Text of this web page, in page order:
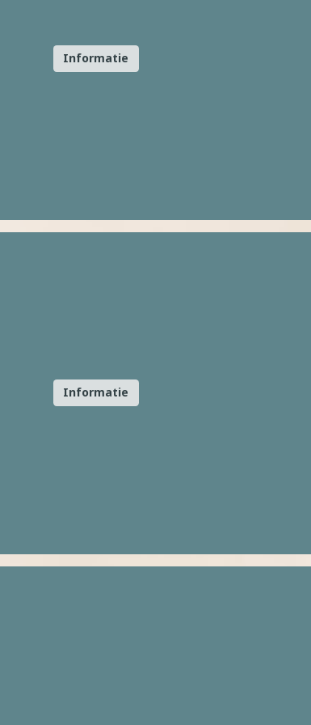
Informatie
Informatie